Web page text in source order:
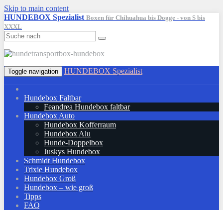
Skip to main content
HUNDEBOX Spezialist Boxen für Chihuahua bis Dogge - von S bis
XXXL
Toggle navigation HUNDEBOX Spezialist
Hundebox Faltbar
Feandrea Hundebox faltbar
Hundebox Auto
Hundebox Kofferraum
Hundebox Alu
Hunde-Doppelbox
Juskys Hundebox
Schmidt Hundebox
Trixie Hundebox
Hundebox Groß
Hundebox – wie groß
Tipps
FAQ